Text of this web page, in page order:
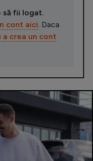
să fii logat.
cont aici . Daca
crea un cont